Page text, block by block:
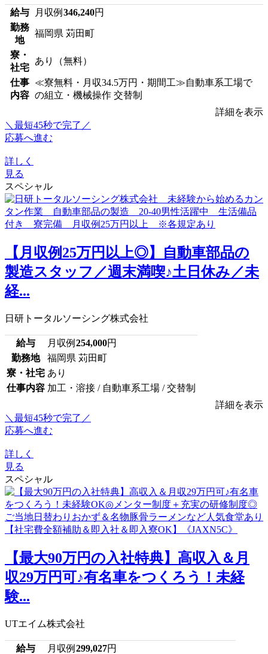
給与 月収例 346,240円
勤務
地
福岡県 苅田町
寮・
社宅
あり（無料）
仕事
内容
≪寮無料・月収34.5万円・期間工≫自動車系工場で
の組立・機械操作 交替制
詳細を表示
＼最短45秒で完了／
応募へ進む
詳しく
見る
スペシャル
【月収例25万円以上◎】自動車部品の
製造スタッフ／週末満喫♪土日休み／未
経...
日研トータルソーシング株式会社
給与 月収例 254,000円
勤務地
福岡県 苅田町
寮・社宅 あり
仕事内容 加工・溶接 / 自動車系工場 / 交替制
詳細を表示
＼最短45秒で完了／
応募へ進む
詳しく
見る
スペシャル
【最大90万円の入社特典】高収入＆月
収29万円可♪有名車をつくろう！未経
験...
UTエイム株式会社
給与 月収例 299,027円